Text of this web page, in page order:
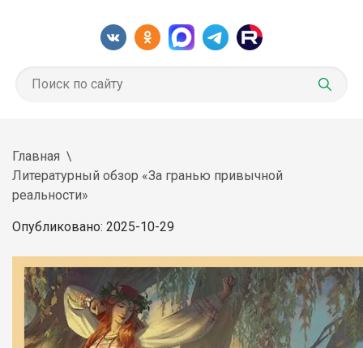
Главная
Литературный обзор «За гранью привычной
реальности»
Опубликовано: 2025-10-29